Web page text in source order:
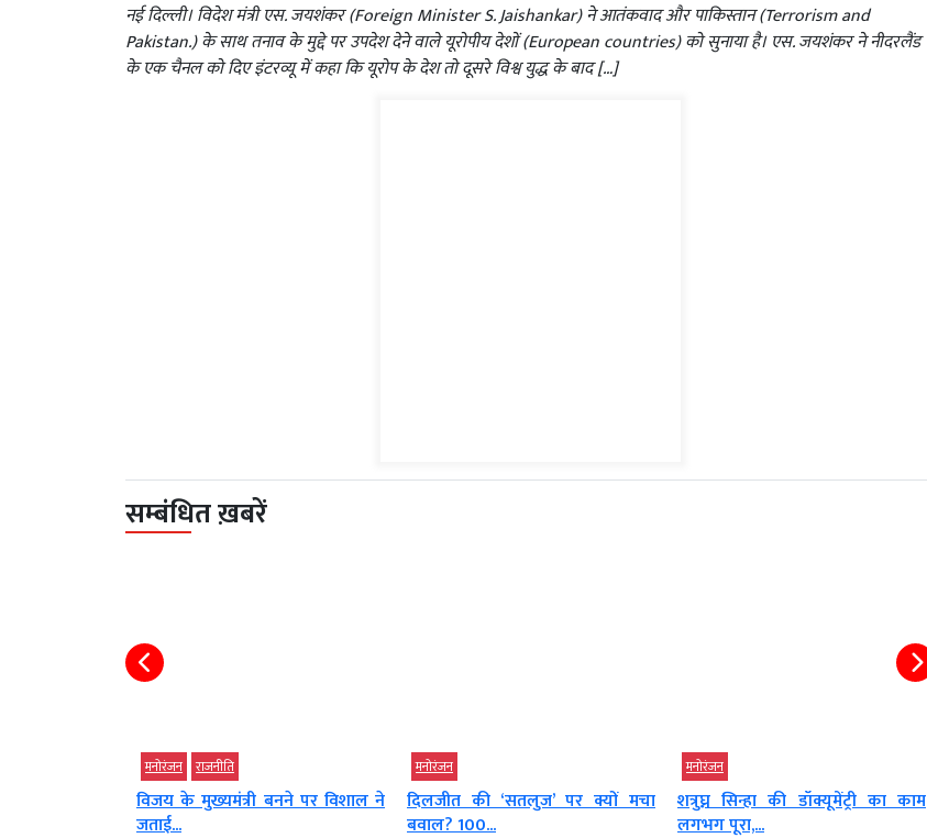
नई दिल्ली। विदेश मंत्री एस. जयशंकर (Foreign Minister S. Jaishankar) ने आतंकवाद और पाकिस्तान (Terrorism and
Pakistan.) के साथ तनाव के मुद्दे पर उपदेश देने वाले यूरोपीय देशों (European countries) को सुनाया है। एस. जयशंकर ने नीदरलैंड
के एक चैनल को दिए इंटरव्यू में कहा कि यूरोप के देश तो दूसरे विश्व युद्ध के बाद […]
सम्बंधित ख़बरें
मनोरंजन
दिलजीत की ‘सतलुज’ पर क्यों मचा
बवाल? 100...
मनोरंजन
शत्रुघ्न सिन्हा की डॉक्यूमेंट्री का काम
लगभग पूरा,...
मनोरंजन
विजय-संगीता की कहानी में आया बड़ा
ट्विस्ट, 27...